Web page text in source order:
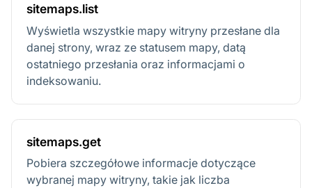
sitemaps.list
Wyświetla wszystkie mapy witryny przesłane dla
danej strony, wraz ze statusem mapy, datą
ostatniego przesłania oraz informacjami o
indeksowaniu.
sitemaps.get
Pobiera szczegółowe informacje dotyczące
wybranej mapy witryny, takie jak liczba